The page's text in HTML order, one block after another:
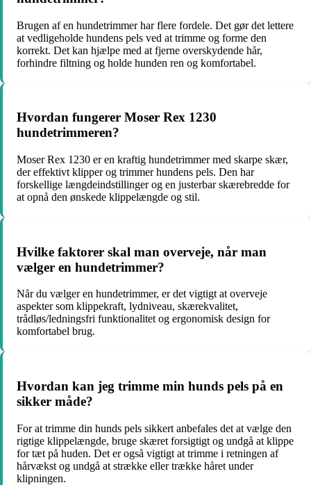
Brugen af en hundetrimmer har flere fordele. Det gør det lettere
at vedligeholde hundens pels ved at trimme og forme den
korrekt. Det kan hjælpe med at fjerne overskydende hår,
forhindre filtning og holde hunden ren og komfortabel.
Hvordan fungerer Moser Rex 1230
hundetrimmeren?
Moser Rex 1230 er en kraftig hundetrimmer med skarpe skær,
der effektivt klipper og trimmer hundens pels. Den har
forskellige længdeindstillinger og en justerbar skærebredde for
at opnå den ønskede klippelængde og stil.
Hvilke faktorer skal man overveje, når man
vælger en hundetrimmer?
Når du vælger en hundetrimmer, er det vigtigt at overveje
aspekter som klippekraft, lydniveau, skærekvalitet,
trådløs/ledningsfri funktionalitet og ergonomisk design for
komfortabel brug.
Hvordan kan jeg trimme min hunds pels på en
sikker måde?
For at trimme din hunds pels sikkert anbefales det at vælge den
rigtige klippelængde, bruge skæret forsigtigt og undgå at klippe
for tæt på huden. Det er også vigtigt at trimme i retningen af
hårvækst og undgå at strække eller trække håret under
klipningen.